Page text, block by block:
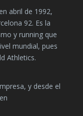
abril de 1992,
92. Es la
y running que
mundial, pues
Athletics.
y desde el